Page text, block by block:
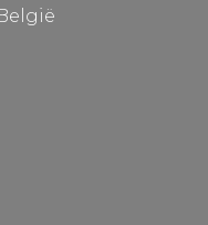
België